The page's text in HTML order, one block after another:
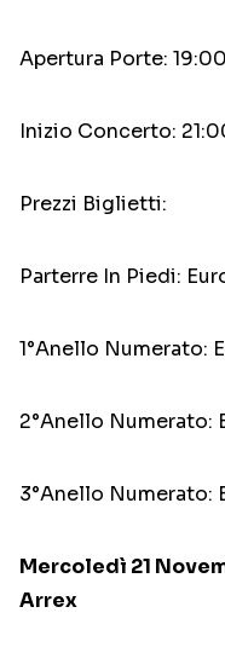
Apertura Porte: 19:00
Inizio Concerto:
Prezzi Biglietti:
Parterre In Piedi:
1°Anello Numerato:
2°Anello Numerato:
3°Anello Numerato:
Mercoledì 21
Arrex